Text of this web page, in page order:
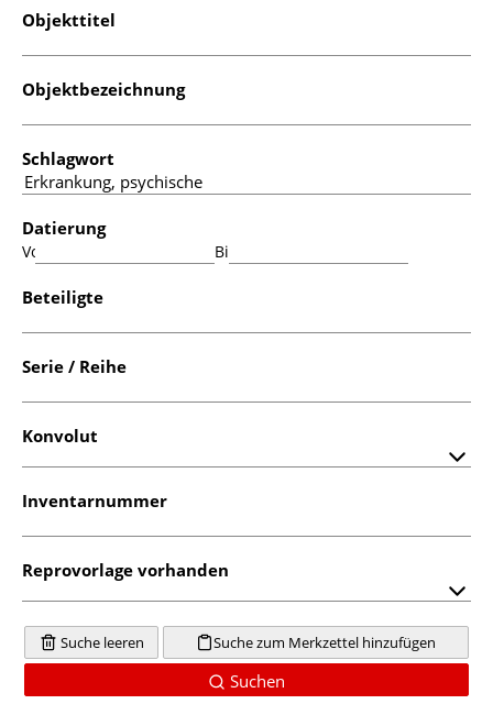
Objekttitel
Objektbezeichnung
Schlagwort
Datierung
Von: Bis:
Beteiligte
Serie / Reihe
Konvolut
Inventarnummer
Reprovorlage vorhanden
Suche leeren Suche zum Merkzettel hinzufügen
Suchen